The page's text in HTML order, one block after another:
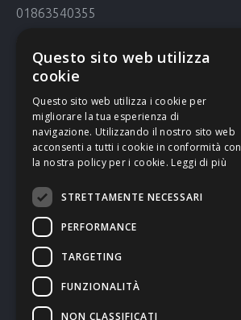
01863540355
Cookie policy
Contattaci
Questo sito web utilizza
cookie
Questo sito web utilizza i cookie per
migliorare la tua esperienza di
navigazione. Utilizzando il nostro sito web
acconsenti a tutti i cookie in conformità con
la nostra policy per i cookie. Leggi di più
STRETTAMENTE NECESSARI
PERFORMANCE
TARGETING
FUNZIONALITÀ
NON CLASSIFICATI